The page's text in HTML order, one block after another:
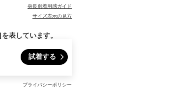
身長別着用感ガイド
サイズ表示の見方
表しています。
試着する
プライバシーポリシー